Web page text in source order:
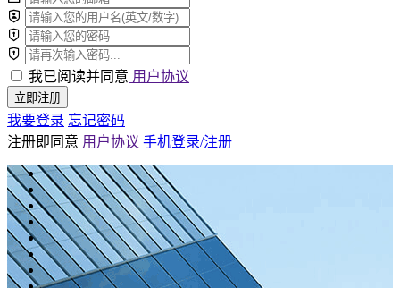
我已阅读并同意 用户协议
立即注册
我要登录 忘记密码
注册即同意 用户协议 手机登录/注册